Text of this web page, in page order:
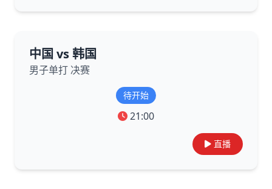
中国 vs 韩国
男子单打 决赛
待开始
21:00
直播